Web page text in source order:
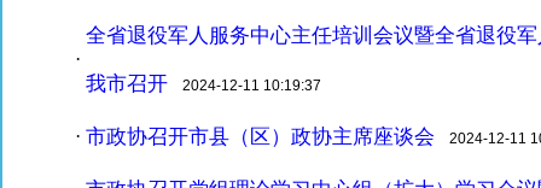
·
全省退役军人服务中心主任培训会议暨全省退役
我市召开 2024-12-11 10:19:37
· 市政协召开市县（区）政协主席座谈会 2024-12-11